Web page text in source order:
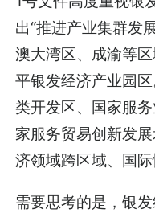
出“推进产业集群发
澳大湾区、成渝等
平银发经济产业园
类开发区、国家服
家服务贸易创新发
济领域跨区域、国
需要思考的是，银